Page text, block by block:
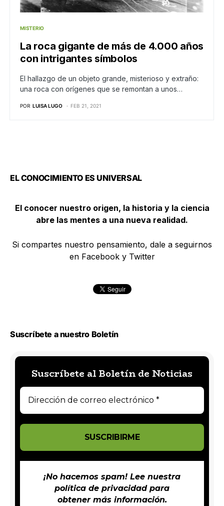
MISTERIO
La roca gigante de más de 4.000 años
con intrigantes símbolos
El hallazgo de un objeto grande, misterioso y extraño:
una roca con orígenes que se remontan a unos…
POR LUISA LUGO FEB 21, 2021
EL CONOCIMIENTO ES UNIVERSAL
El conocer nuestro origen, la historia y la ciencia
abre las mentes a una nueva realidad.
Si compartes nuestro pensamiento, dale a seguirnos
en Facebook y Twitter
Suscríbete a nuestro Boletín
Suscríbete al Boletín de Noticias
¡No hacemos spam! Lee nuestra
política de privacidadpara
obtener más información.